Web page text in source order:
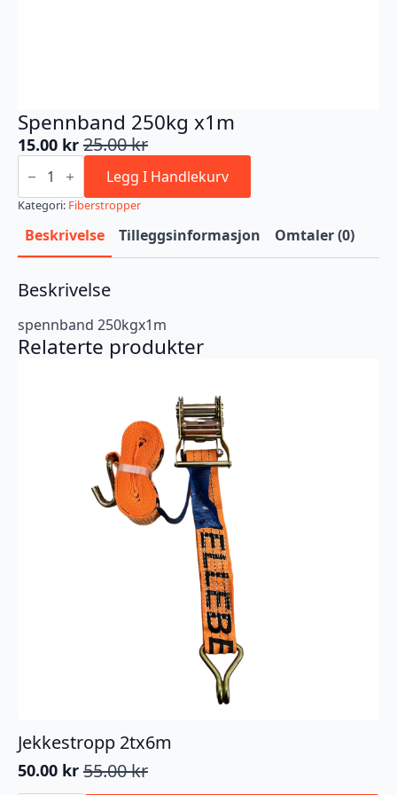
Spennband 250kg x1m
25.00kr
Opprinnelig
25.00 kr.
15.00 kr
Nåværende
15.00 kr.
Spennband
250kg
antall
Legg I Handlekurv
Kategori: Fiberstropper
Beskrivelse Tilleggsinformasjon Omtaler (0)
Beskrivelse
spennband 250kgx1m
Relaterte produkter
Jekkestropp 2tx6m
55.00kr
Opprinnelig
50.00 kr
Nåværende